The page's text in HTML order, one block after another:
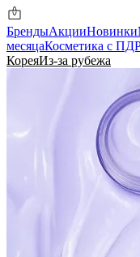
БрендыАкцииНовинки
месяцаКосметика с
КореяИз-за рубежа